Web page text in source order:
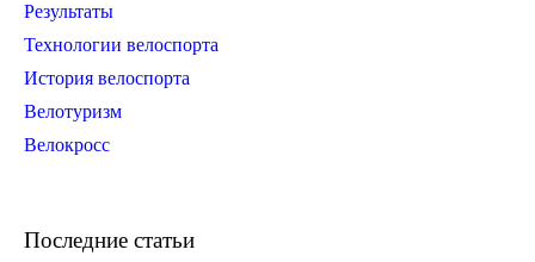
Результаты
Технологии велоспорта
История велоспорта
Велотуризм
Велокросс
Последние статьи